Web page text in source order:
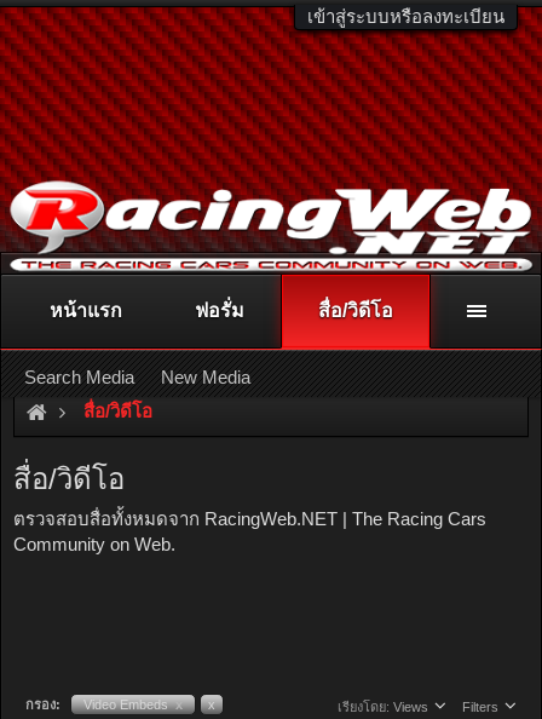
เข้าสู่ระบบหรือลงทะเบียน
ติดต่อลงโฆษณา racingweb@gmail.comหรือโทร. 081-811-1138
หรืออ่านรายละเอียดเพิ่มเติม คลิกที่นี่
สื่อ/วิดีโอ
สื่อ/วิดีโอ
ตรวจสอบสื่อทั้งหมดจาก RacingWeb.NET | The Racing Cars
Community on Web.
กรอง: Video Embeds x x เรียงโดย: Views Filters
หน้าแรก ฟอรั่ม สื่อ/วิดีโอ
Search Media New Media